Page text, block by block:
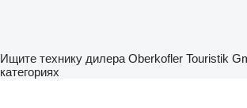
Ищите технику дилера Oberkofler Touristik
категориях